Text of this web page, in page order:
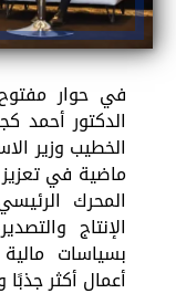
في حوار
الدكتور أحمد
الخطيب وزير
ماضية في تعزيز
المحرك
الإنتاج
بسياسات
أعمال أكثر